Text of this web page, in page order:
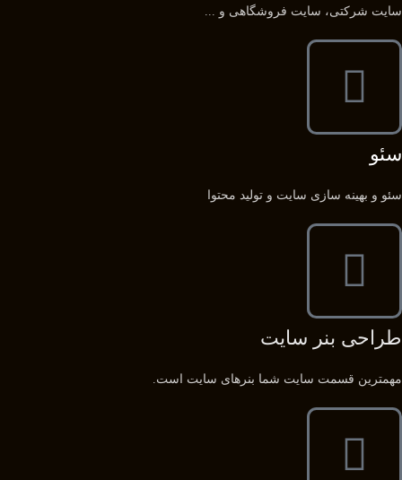
سایت شرکتی، سایت فروشگاهی و ...
سئو
سئو و بهینه سازی سایت و تولید محتوا
طراحی بنر سایت
مهمترین قسمت سایت شما بنرهای سایت است.